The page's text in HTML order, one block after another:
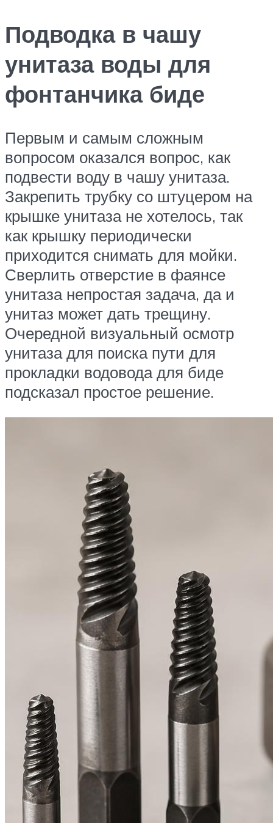
Подводка в чашу
унитаза воды для
фонтанчика биде
Первым и самым сложным
вопросом оказался вопрос, как
подвести воду в чашу унитаза.
Закрепить трубку со штуцером на
крышке унитаза не хотелось, так
как крышку периодически
приходится снимать для мойки.
Сверлить отверстие в фаянсе
унитаза непростая задача, да и
унитаз может дать трещину.
Очередной визуальный осмотр
унитаза для поиска пути для
прокладки водовода для биде
подсказал простое решение.